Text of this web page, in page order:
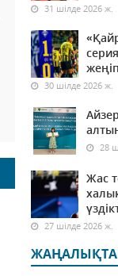
31 шілде 2026 ж.
30 шілде 2026 ж.
28
Жас
27 шілде 2026 ж.